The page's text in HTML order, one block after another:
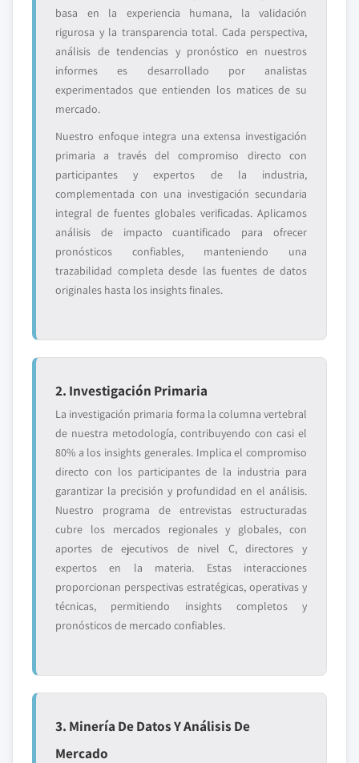
basa en la experiencia humana, la validación
rigurosa y la transparencia total. Cada perspectiva,
análisis de tendencias y pronóstico en nuestros
informes es desarrollado por analistas
experimentados que entienden los matices de su
mercado.
Nuestro enfoque integra una extensa investigación
primaria a través del compromiso directo con
participantes y expertos de la industria,
complementada con una investigación secundaria
integral de fuentes globales verificadas. Aplicamos
análisis de impacto cuantificado para ofrecer
pronósticos confiables, manteniendo una
trazabilidad completa desde las fuentes de datos
originales hasta los insights finales.
2. Investigación Primaria
La investigación primaria forma la columna vertebral
de nuestra metodología, contribuyendo con casi el
80% a los insights generales. Implica el compromiso
directo con los participantes de la industria para
garantizar la precisión y profundidad en el análisis.
Nuestro programa de entrevistas estructuradas
cubre los mercados regionales y globales, con
aportes de ejecutivos de nivel C, directores y
expertos en la materia. Estas interacciones
proporcionan perspectivas estratégicas, operativas y
técnicas, permitiendo insights completos y
pronósticos de mercado confiables.
3. Minería De Datos Y Análisis De
Mercado